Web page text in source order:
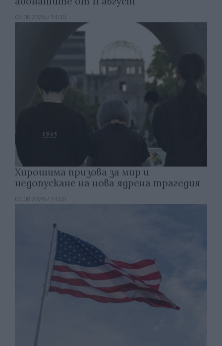
07.08.2026 / 14:30
Хирошима призова за мир и
недопускане на нова ядрена трагедия
07.08.2026 / 14:00